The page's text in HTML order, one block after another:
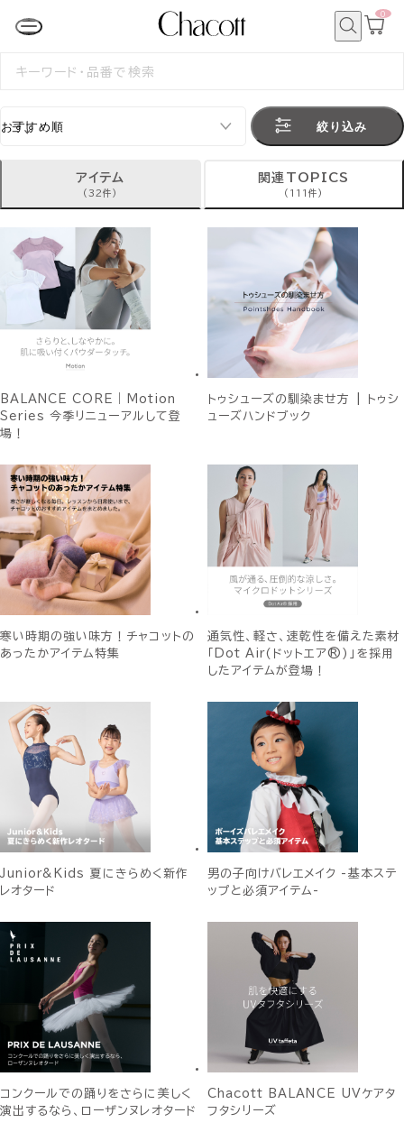
カ
0
検
絞り込み
アイテム
(32件)
関連TOPICS
(111件)
BALANCE CORE｜Motion
Series 今季リニューアルして登
場！
トゥシューズの馴染ませ方 | トゥシ
ューズハンドブック
寒い時期の強い味方！チャコットの
あったかアイテム特集
通気性、軽さ、速乾性を備えた素材
「Dot Air(ドットエア®)」を採用
したアイテムが登場！
Junior&Kids 夏にきらめく新作
レオタード
男の子向けバレエメイク -基本ステ
ップと必須アイテム-
コンクールでの踊りをさらに美しく
演出するなら、ローザンヌレオタード
Chacott BALANCE UVケアタ
フタシリーズ